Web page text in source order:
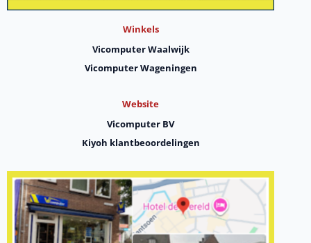
Winkels
Vicomputer Waalwijk
Vicomputer Wageningen
Website
Vicomputer BV
Kiyoh klantbeoordelingen